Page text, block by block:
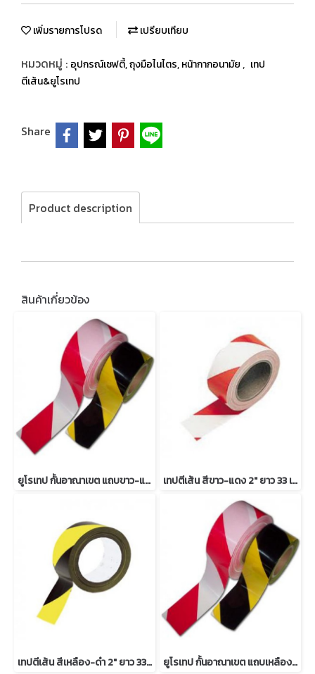
เพิ่มรายการโปรด เปรียบเทียบ
หมวดหมู่ : อุปกรณ์เซฟตี้, ถุงมือไนไตร, หน้ากากอนามัย , เทป
ตีเส้น&ยูโรเทป
Share
Product description
สินค้าเกี่ยวข้อง
ยูโรเทป กั้นอาณาเขต แถบขาว-แดง ยาว 500 เมตร เทปตีเส้น สีขาว-แดง 2" ยาว 33 เมตร
เทปตีเส้น สีเหลือง-ดำ 2" ยาว 33 เมตร ยูโรเทป กั้นอาณาเขต แถบเหลือง-ดำ ยาว 500 เมตร